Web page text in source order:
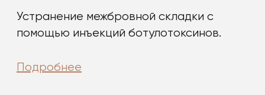
Устранение межбровной складки с
помощью инъекций ботулотоксинов.
Подробнее